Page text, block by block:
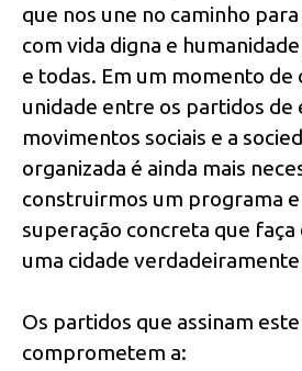
que nos une no caminho
com vida digna e
e todas. Em um momento de
unidade entre os partidos de
movimentos sociais e a
organizada é ainda mais
construirmos um programa
superação concreta que faça
uma cidade
Os partidos que assinam
comprometem a: